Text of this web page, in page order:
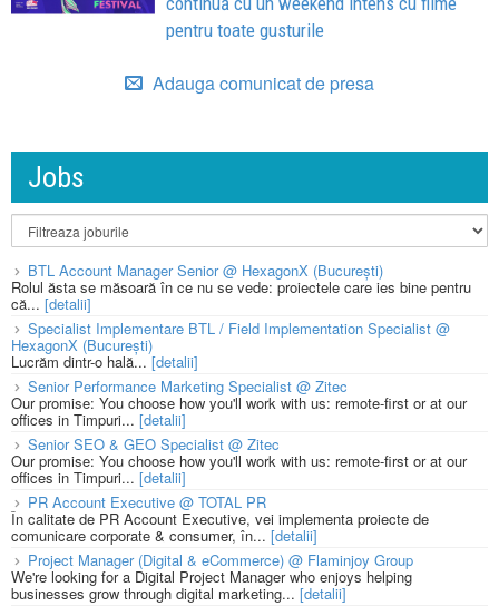
pentru toate gusturile
Adauga comunicat de presa
Jobs
BTL Account Manager Senior @ HexagonX (București)
Rolul ăsta se măsoară în ce nu se vede: proiectele care ies bine pentru
că... [detalii]
Specialist Implementare BTL / Field Implementation Specialist @
HexagonX (București)
Lucrăm dintr-o hală...[detalii]
Senior Performance Marketing Specialist @ Zitec
Our promise: You choose how you'll work with us: remote-first or at our
offices in Timpuri... [detalii]
Senior SEO & GEO Specialist @ Zitec
Our promise: You choose how you'll work with us: remote-first or at our
offices in Timpuri... [detalii]
PR Account Executive @ TOTAL PR
În calitate de PR Account Executive, vei implementa proiecte de
comunicare corporate & consumer, în... [detalii]
Project Manager (Digital & eCommerce) @ Flaminjoy Group
We're looking for a Digital Project Manager who enjoys helping
businesses grow through digital marketing... [detalii]